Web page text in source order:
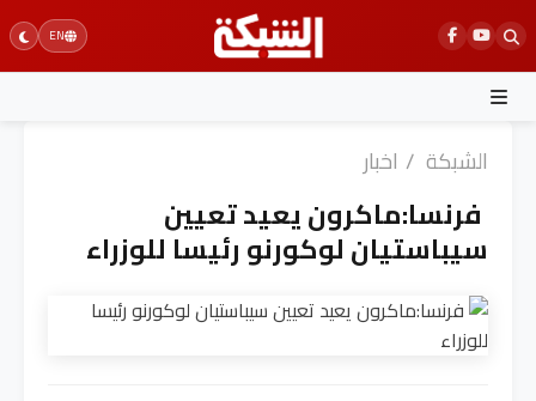
Skip
to
content
EN
الشبكة / اخبار
فرنسا:ماكرون يعيد تعيين
سيباستيان لوكورنو رئيسا للوزراء